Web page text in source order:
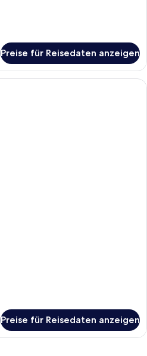
Preise für Reisedaten anzeigen
Preise für Reisedaten anzeigen